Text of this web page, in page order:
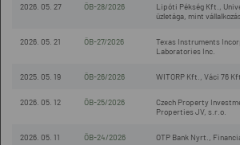
2026. 05. 27 ÖB-28/2026
Lipóti Pékség Kft.,
üzletága, mint
2026. 05. 21 ÖB-27/2026
Texas Instruments
Laboratories Inc.
2025. 05. 19 ÖB-26/2026 WITORP Kft., Váci 76 Kft.
2026. 05. 12 ÖB-25/2026
Czech Property
Properties JV, s.r.o.
2026. 05. 11 ÖB-24/2026 OTP Bank Nyrt.,